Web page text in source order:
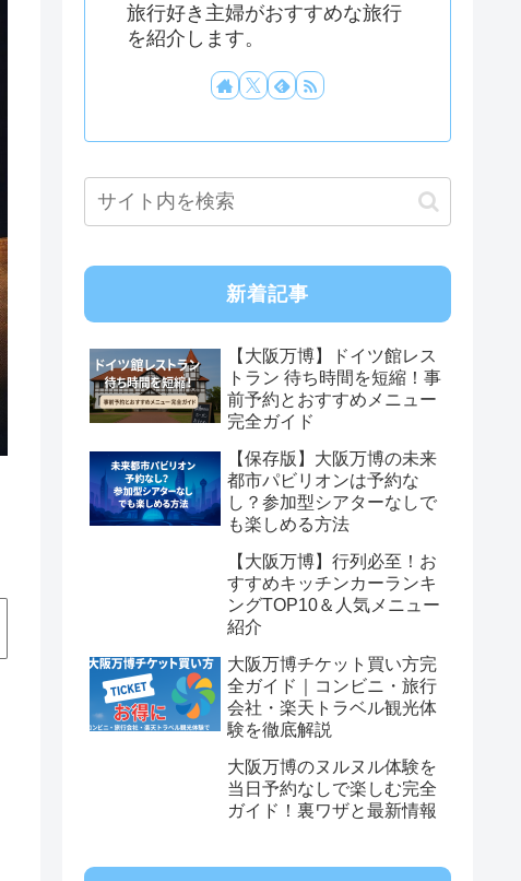
旅行好き主婦がおすすめな旅行
を紹介します。
新着記事
【大阪万博】ドイツ館レス
トラン 待ち時間を短縮！事
前予約とおすすめメニュー
完全ガイド
【保存版】大阪万博の未来
都市パビリオンは予約な
し？参加型シアターなしで
も楽しめる方法
【大阪万博】行列必至！お
すすめキッチンカーランキ
ングTOP10＆人気メニュー
紹介
大阪万博チケット買い方完
全ガイド｜コンビニ・旅行
会社・楽天トラベル観光体
験を徹底解説
大阪万博のヌルヌル体験を
当日予約なしで楽しむ完全
ガイド！裏ワザと最新情報